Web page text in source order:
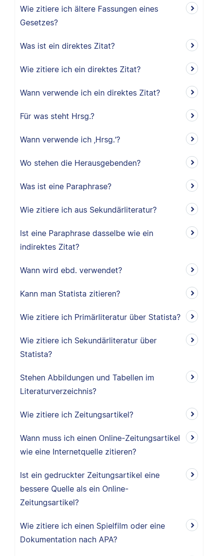
Wie zitiere ich ältere Fassungen eines
Gesetzes?
Was ist ein direktes Zitat?
Wie zitiere ich ein direktes Zitat?
Wann verwende ich ein direktes Zitat?
Für was steht Hrsg.?
Wann verwende ich ‚Hrsg.‘?
Wo stehen die Herausgebenden?
Was ist eine Paraphrase?
Wie zitiere ich aus Sekundärliteratur?
Ist eine Paraphrase dasselbe wie ein
indirektes Zitat?
Wann wird ebd. verwendet?
Kann man Statista zitieren?
Wie zitiere ich Primärliteratur über Statista?
Wie zitiere ich Sekundärliteratur über
Statista?
Stehen Abbildungen und Tabellen im
Literaturverzeichnis?
Wie zitiere ich Zeitungsartikel?
Wann muss ich einen Online-Zeitungsartikel
wie eine Internetquelle zitieren?
Ist ein gedruckter Zeitungsartikel eine
bessere Quelle als ein Online-
Zeitungsartikel?
Wie zitiere ich einen Spielfilm oder eine
Dokumentation nach APA?